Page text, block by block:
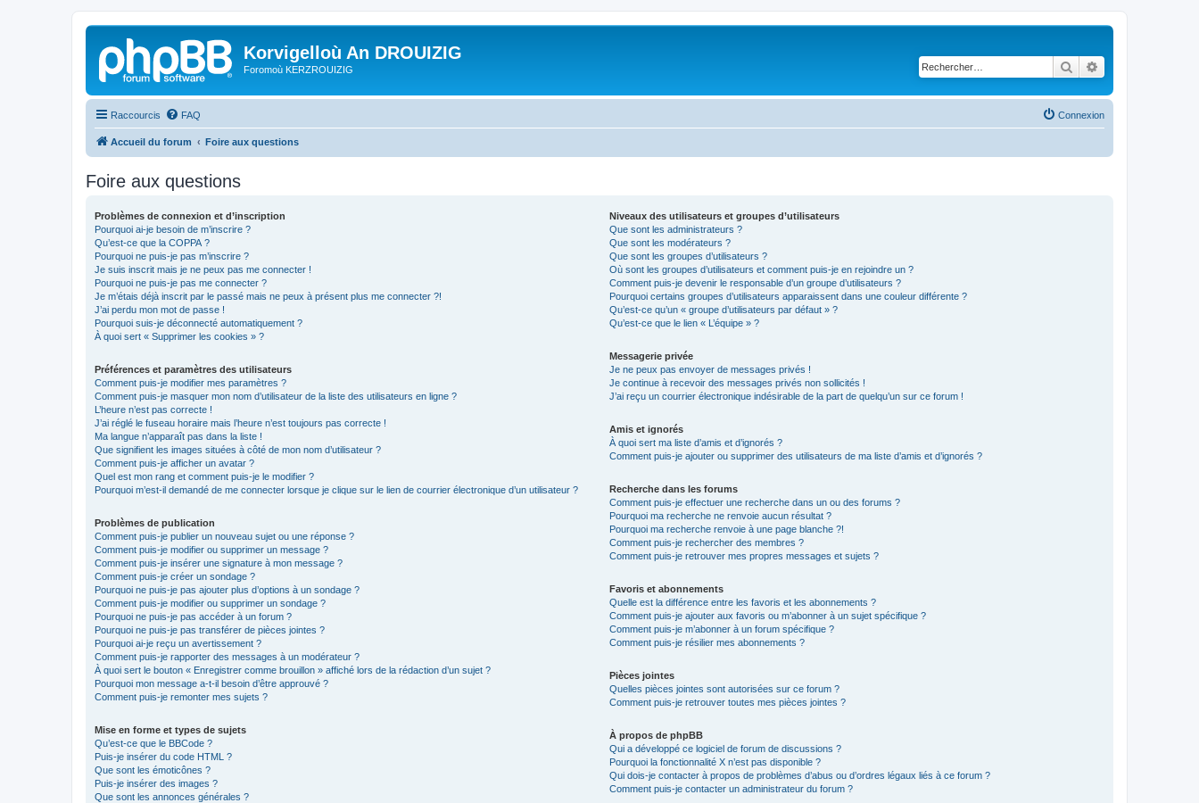
Korvigelloù An DROUIZIG
Foromoù KERZROUIZIG Rechercher
Raccourcis FAQ Connexion
Accueil du forum Foire aux questions
Foire aux questions
Problèmes de connexion et d’inscription
Pourquoi ai-je besoin de m’inscrire ?
Qu’est-ce que la COPPA ?
Pourquoi ne puis-je pas m’inscrire ?
Je suis inscrit mais je ne peux pas me connecter !
Pourquoi ne puis-je pas me connecter ?
Je m’étais déjà inscrit par le passé mais ne peux à présent plus me connecter ?!
J’ai perdu mon mot de passe !
Pourquoi suis-je déconnecté automatiquement ?
À quoi sert « Supprimer les cookies » ?
Préférences et paramètres des utilisateurs
Comment puis-je modifier mes paramètres ?
Comment puis-je masquer mon nom d’utilisateur de la liste des utilisateurs en ligne ?
L’heure n’est pas correcte !
J’ai réglé le fuseau horaire mais l’heure n’est toujours pas correcte !
Ma langue n’apparaît pas dans la liste !
Que signifient les images situées à côté de mon nom d’utilisateur ?
Comment puis-je afficher un avatar ?
Quel est mon rang et comment puis-je le modifier ?
Pourquoi m’est-il demandé de me connecter lorsque je clique sur le lien de courrier électronique d’un utilisateur ?
Problèmes de publication
Comment puis-je publier un nouveau sujet ou une réponse ?
Comment puis-je modifier ou supprimer un message ?
Comment puis-je insérer une signature à mon message ?
Comment puis-je créer un sondage ?
Pourquoi ne puis-je pas ajouter plus d’options à un sondage ?
Comment puis-je modifier ou supprimer un sondage ?
Pourquoi ne puis-je pas accéder à un forum ?
Pourquoi ne puis-je pas transférer de pièces jointes ?
Pourquoi ai-je reçu un avertissement ?
Comment puis-je rapporter des messages à un modérateur ?
À quoi sert le bouton « Enregistrer comme brouillon » affiché lors de la rédaction d’un sujet ?
Pourquoi mon message a-t-il besoin d’être approuvé ?
Comment puis-je remonter mes sujets ?
Mise en forme et types de sujets
Qu’est-ce que le BBCode ?
Puis-je insérer du code HTML ?
Que sont les émoticônes ?
Puis-je insérer des images ?
Que sont les annonces générales ?
Niveaux des utilisateurs et groupes d’utilisateurs
Que sont les administrateurs ?
Que sont les modérateurs ?
Que sont les groupes d’utilisateurs ?
Où sont les groupes d’utilisateurs et comment puis-je en rejoindre un ?
Comment puis-je devenir le responsable d’un groupe d’utilisateurs ?
Pourquoi certains groupes d’utilisateurs apparaissent dans une couleur différente ?
Qu’est-ce qu’un « groupe d’utilisateurs par défaut » ?
Qu’est-ce que le lien « L’équipe » ?
Messagerie privée
Je ne peux pas envoyer de messages privés !
Je continue à recevoir des messages privés non sollicités !
J’ai reçu un courrier électronique indésirable de la part de quelqu’un sur ce forum !
Amis et ignorés
À quoi sert ma liste d’amis et d’ignorés ?
Comment puis-je ajouter ou supprimer des utilisateurs de ma liste d’amis et d’ignorés ?
Recherche dans les forums
Comment puis-je effectuer une recherche dans un ou des forums ?
Pourquoi ma recherche ne renvoie aucun résultat ?
Pourquoi ma recherche renvoie à une page blanche ?!
Comment puis-je rechercher des membres ?
Comment puis-je retrouver mes propres messages et sujets ?
Favoris et abonnements
Quelle est la différence entre les favoris et les abonnements ?
Comment puis-je ajouter aux favoris ou m’abonner à un sujet spécifique ?
Comment puis-je m’abonner à un forum spécifique ?
Comment puis-je résilier mes abonnements ?
Pièces jointes
Quelles pièces jointes sont autorisées sur ce forum ?
Comment puis-je retrouver toutes mes pièces jointes ?
À propos de phpBB
Qui a développé ce logiciel de forum de discussions ?
Pourquoi la fonctionnalité X n’est pas disponible ?
Qui dois-je contacter à propos de problèmes d’abus ou d’ordres légaux liés à ce forum ?
Comment puis-je contacter un administrateur du forum ?